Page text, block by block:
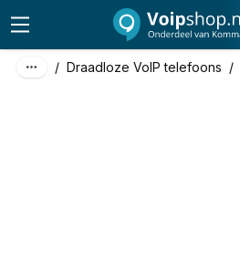
/ Draadloze VoIP telefoons /
excl. btw
1.349,80 incl. btw